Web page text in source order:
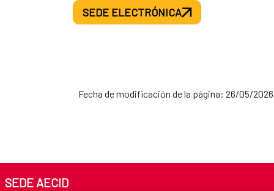
SEDE ELECTRÓNICA
Fecha de modificación de la página: 26/05/2026
SEDE AECID